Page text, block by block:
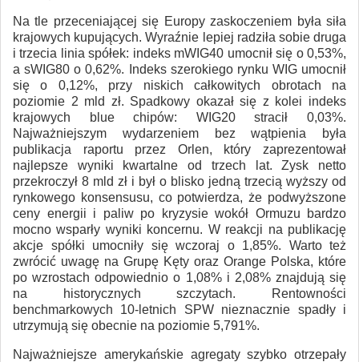
Na tle przeceniającej się Europy zaskoczeniem była siła
krajowych kupujących. Wyraźnie lepiej radziła sobie druga
i trzecia linia spółek: indeks mWIG40 umocnił się o 0,53%,
a sWIG80 o 0,62%. Indeks szerokiego rynku WIG umocnił
się o 0,12%, przy niskich całkowitych obrotach na
poziomie 2 mld zł. Spadkowy okazał się z kolei indeks
krajowych blue chipów: WIG20 stracił 0,03%.
Najważniejszym wydarzeniem bez wątpienia była
publikacja raportu przez Orlen, który zaprezentował
najlepsze wyniki kwartalne od trzech lat. Zysk netto
przekroczył 8 mld zł i był o blisko jedną trzecią wyższy od
rynkowego konsensusu, co potwierdza, że podwyższone
ceny energii i paliw po kryzysie wokół Ormuzu bardzo
mocno wsparły wyniki koncernu. W reakcji na publikację
akcje spółki umocniły się wczoraj o 1,85%. Warto też
zwrócić uwagę na Grupę Kęty oraz Orange Polska, które
po wzrostach odpowiednio o 1,08% i 2,08% znajdują się
na historycznych szczytach. Rentowności
benchmarkowych 10-letnich SPW nieznacznie spadły i
utrzymują się obecnie na poziomie 5,791%.
Najważniejsze amerykańskie agregaty szybko otrzepały